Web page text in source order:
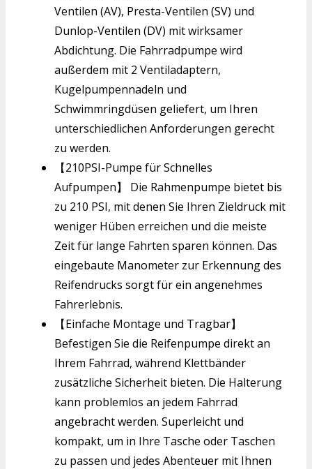
Ventilen (AV), Presta-Ventilen (SV) und
Dunlop-Ventilen (DV) mit wirksamer
Abdichtung. Die Fahrradpumpe wird
außerdem mit 2 Ventiladaptern,
Kugelpumpennadeln und
Schwimmringdüsen geliefert, um Ihren
unterschiedlichen Anforderungen gerecht
zu werden.
【210PSI-Pumpe für Schnelles
Aufpumpen】 Die Rahmenpumpe bietet bis
zu 210 PSI, mit denen Sie Ihren Zieldruck mit
weniger Hüben erreichen und die meiste
Zeit für lange Fahrten sparen können. Das
eingebaute Manometer zur Erkennung des
Reifendrucks sorgt für ein angenehmes
Fahrerlebnis.
【Einfache Montage und Tragbar】
Befestigen Sie die Reifenpumpe direkt an
Ihrem Fahrrad, während Klettbänder
zusätzliche Sicherheit bieten. Die Halterung
kann problemlos an jedem Fahrrad
angebracht werden. Superleicht und
kompakt, um in Ihre Tasche oder Taschen
zu passen und jedes Abenteuer mit Ihnen